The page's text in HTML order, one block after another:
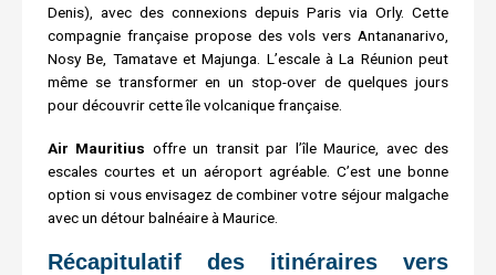
Denis), avec des connexions depuis Paris via Orly. Cette
compagnie française propose des vols vers Antananarivo,
Nosy Be, Tamatave et Majunga. L’escale à La Réunion peut
même se transformer en un stop-over de quelques jours
pour découvrir cette île volcanique française.
Air Mauritius offre un transit par l’île Maurice, avec des
escales courtes et un aéroport agréable. C’est une bonne
option si vous envisagez de combiner votre séjour malgache
avec un détour balnéaire à Maurice.
Récapitulatif des itinéraires vers